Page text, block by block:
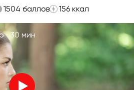
1504 баллов 156 ккал
·30 мин